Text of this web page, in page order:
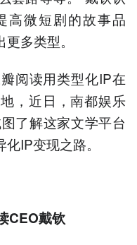
高微短剧的故事品
多类型。
阅读用类型化IP在
，近日，南都娱乐
了解这家文学平台
IP变现之路。
CEO戴钦